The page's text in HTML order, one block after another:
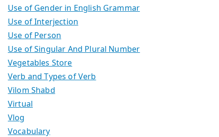
Use of Gender in English Grammar
Use of Interjection
Use of Person
Use of Singular And Plural Number
Vegetables Store
Verb and Types of Verb
Vilom Shabd
Virtual
Vlog
Vocabulary